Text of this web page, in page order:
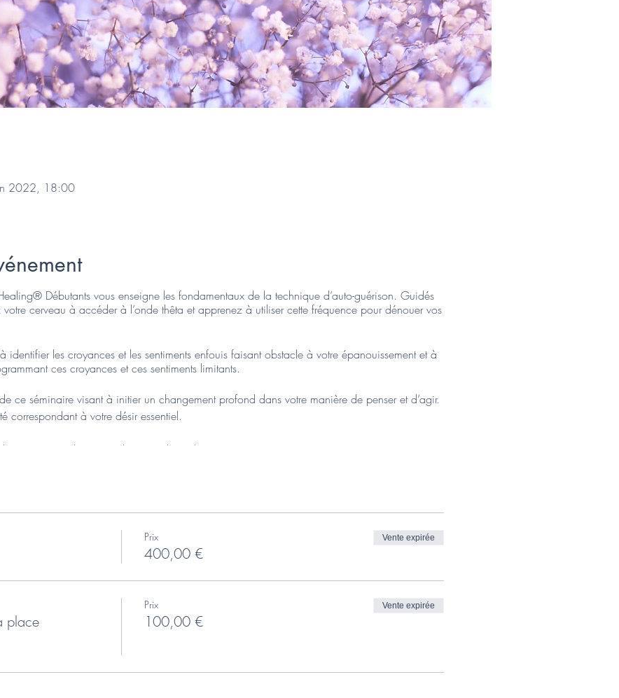
2022, 18:00
Débutants vous enseigne les fondamentaux de la technique d’auto-guérison. Guidés
cerveau à accéder à l’onde thêta et apprenez à utiliser cette fréquence pour dénouer vos
identifier les croyances et les sentiments enfouis faisant obstacle à votre épanouissement et à
ces croyances et ces sentiments limitants.
ce séminaire visant à initier un changement profond dans votre manière de penser et d’agir.
correspondant à votre désir essentiel.
avec pause déjeuner (1h vers 13h) et deux courtes pauses
les jours précédant l'évènement
fondateur, La Technique du Theta Healing® de Vianna Stibal (à commander soi-même) et un
Institute of Knowledge®, USA.
établi par le ThetaHealing Institute of Knowledge®, USA
Prix
400,00 €
Vente expirée
place
Prix
100,00 €
Vente expirée